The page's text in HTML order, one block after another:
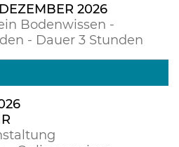
2026
Bodenwissen -
- Dauer 3 Stunden